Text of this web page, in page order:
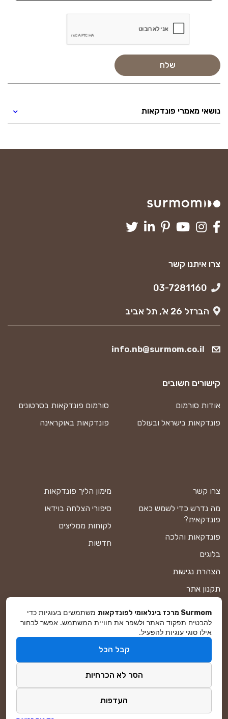
נושאי מאמרי פונדקאות
צרו איתנו קשר
הברזל 26 א’, תל אביב
info.nb@surmom.co.il
צרו קשר
מה נדרש כדי לשמש כאם
פונדקאית?
פונדקאות והלכה
בלוגים
הצהרת נגישות
תקנון אתר
מפת אתר
מימון הליך פונדקאות
סיפורי הצלחה בוידאו
לקוחות ממליצים
חדשות
קישורים חשובים
אודות סורמום
סורמום פונדקאות בסרטונים
פונדקאות בישראל ובעולם
פונדקאות באוקראינה
פיתוח ושיווק באינטרנטDreamZone
Surmom מרכז בינלאומי לפונדקאות
משתמשים בעוגיות כדי
להבטיח תפקוד האתר ולשפר את חוויית המשתמש. אפשר לבחור
אילו סוגי עוגיות להפעיל.
קבל הכל
הסר לא הכרחיות
העדפות